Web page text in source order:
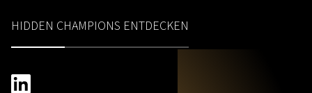
HIDDEN CHAMPIONS ENTDECKEN